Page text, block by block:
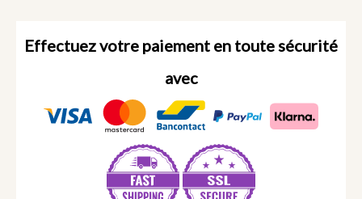
Effectuez votre paiement en toute sécurité
avec